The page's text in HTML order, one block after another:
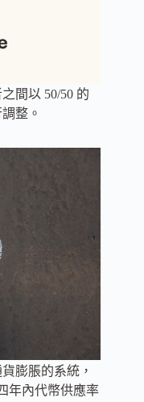
間以 50/50 的
整。
膨脹的系統，
年內代幣供應率